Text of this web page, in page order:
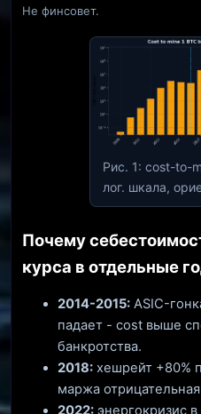
Не финсовет.
Рис. 1: cost-to-
лог. шкала,
Почему
курса в отдельные
2014-2015: ASIC-
падает - cost выше
банкротства.
2018: хешрейт +80%
маржа
2022: энергокризис